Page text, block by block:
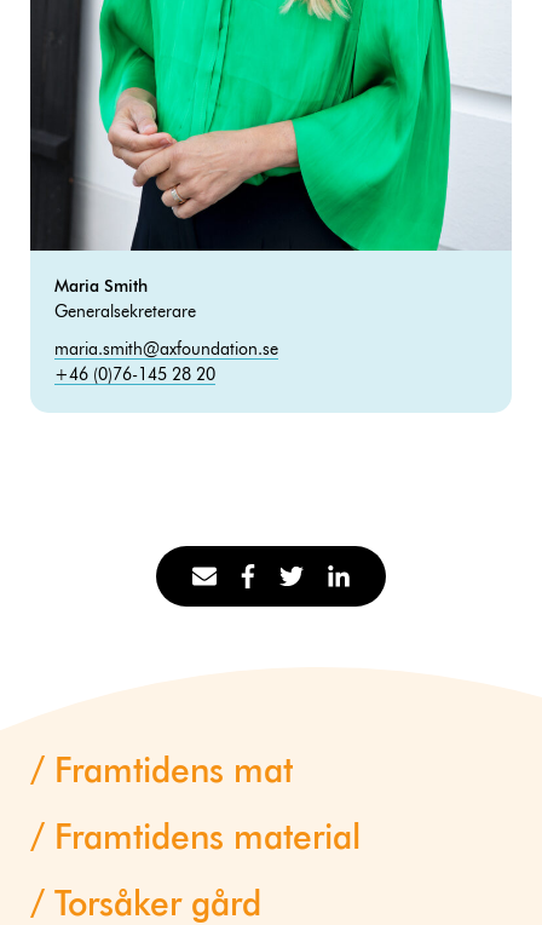
Maria Smith
Generalsekreterare
maria.smith@axfoundation.se
+46 (0)76-145 28 20
Framtidens mat
Framtidens material
Torsåker gård